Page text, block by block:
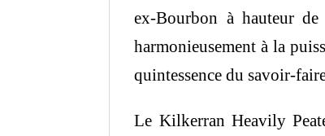
ex-Bourbon à hauteur
harmonieusement à la
quintessence du savoir-
Le Kilkerran Heavily